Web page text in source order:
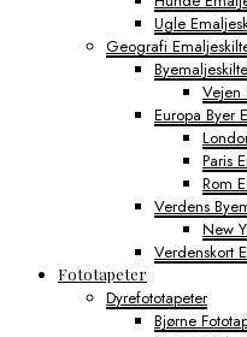
Ugle
Geografi
Byemaljeskilte
Vejen
Europa Byer
Paris
Rom
Verdens
New
Verdenskort
Fototapeter
Dyrefototapeter
Bjørne